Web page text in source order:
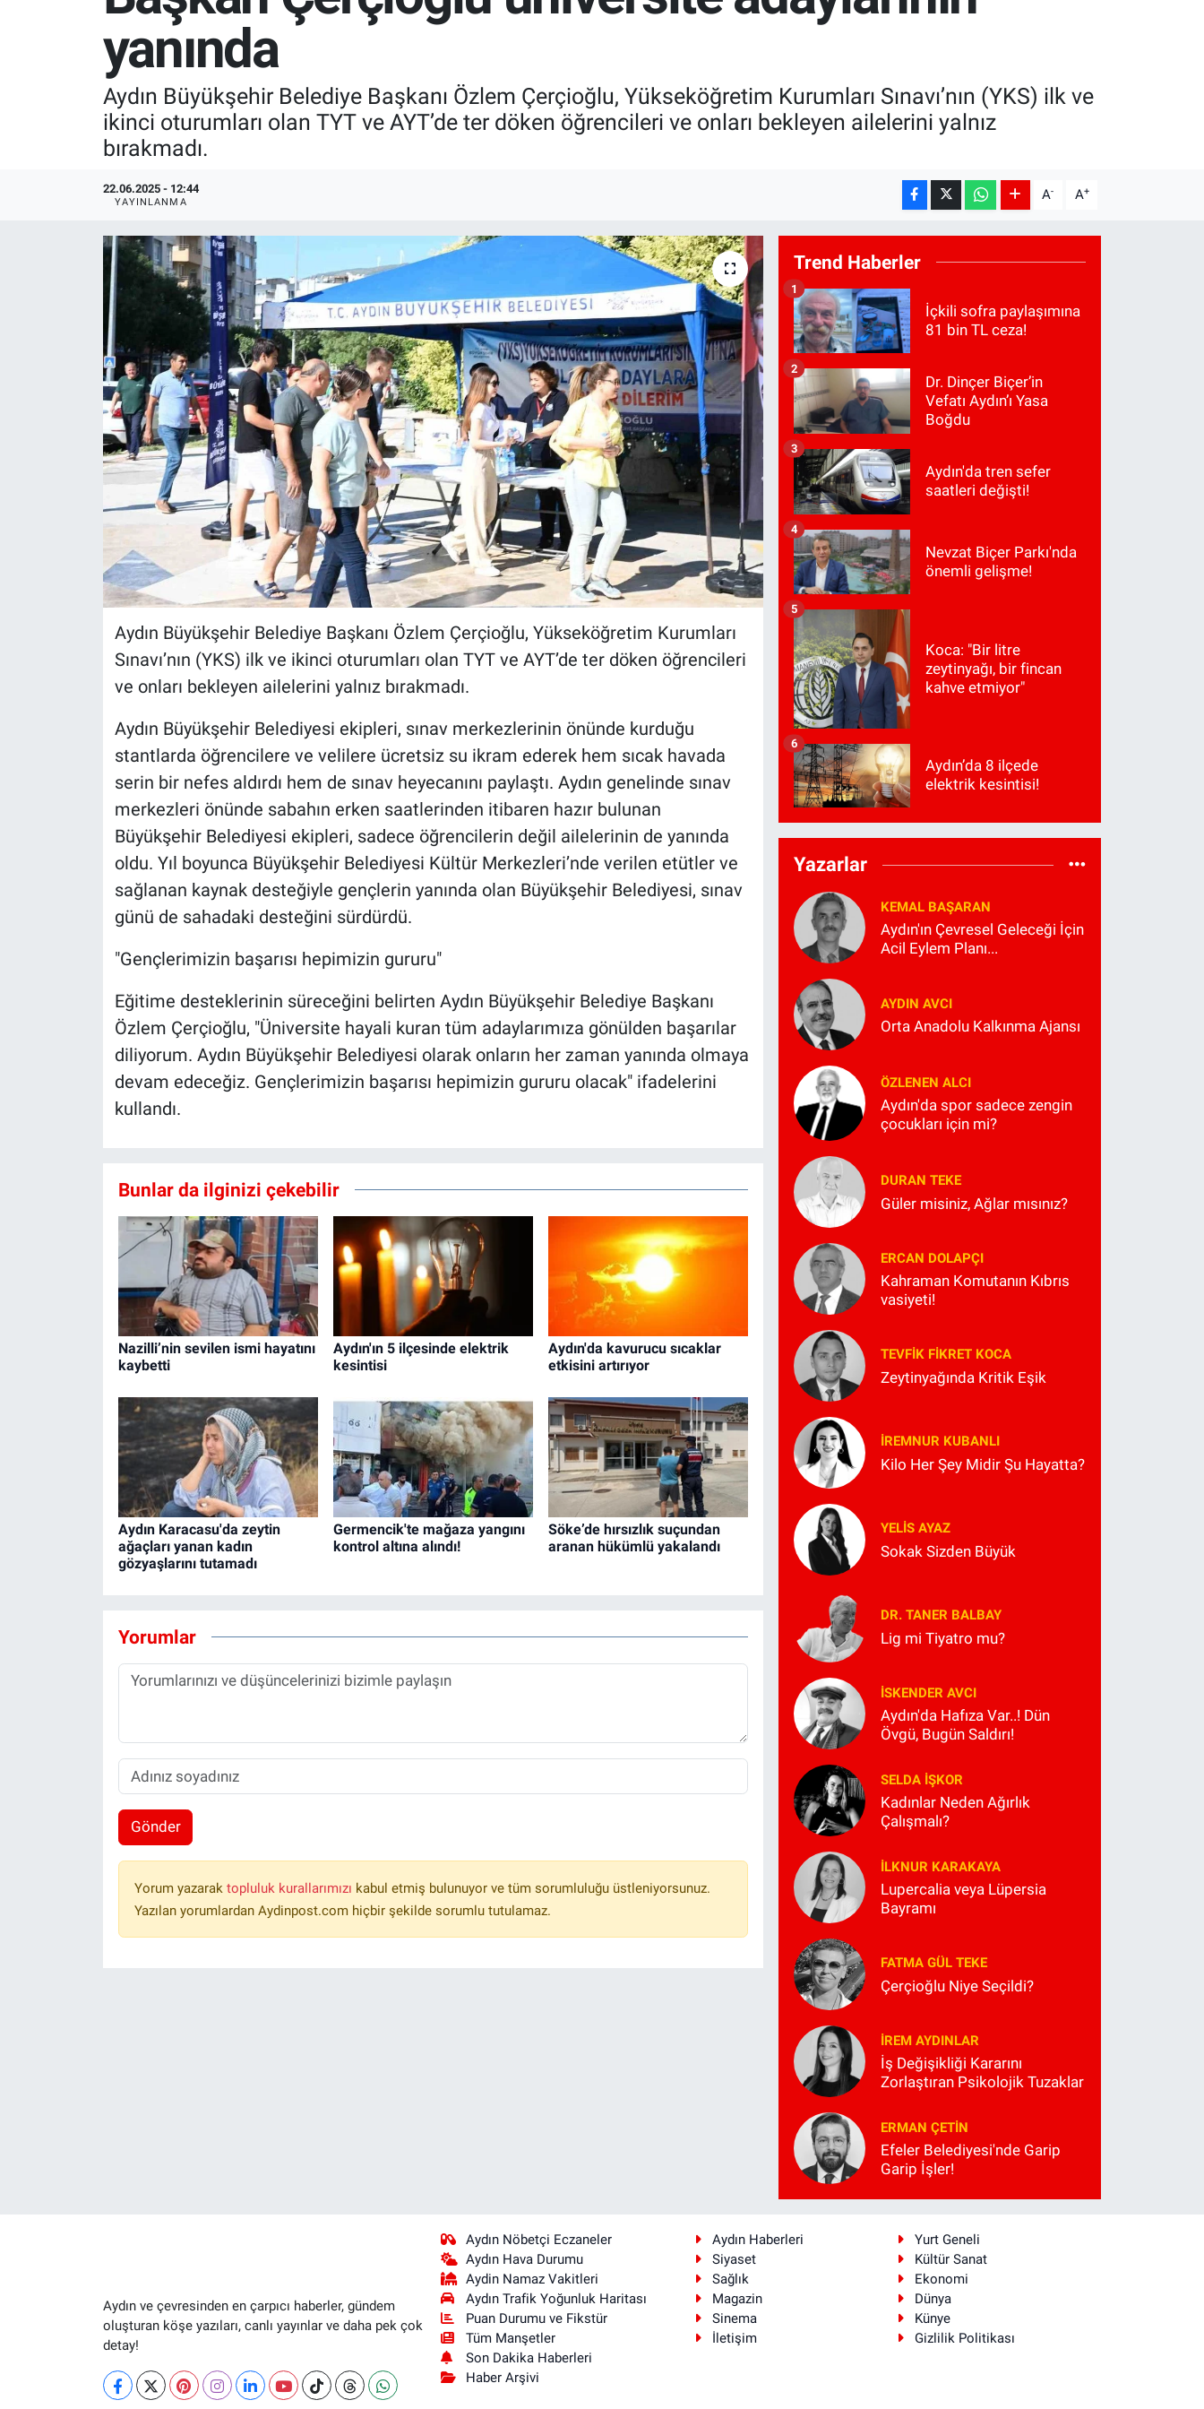
yanında
Aydın Büyükşehir Belediye Başkanı Özlem Çerçioğlu, Yükseköğretim Kurumları Sınavı’nın (YKS) ilk ve
ikinci oturumları olan TYT ve AYT’de ter döken öğrencileri ve onları bekleyen ailelerini yalnız
bırakmadı.
22.06.2025 - 12:44
YAYINLANMA A- A+
Aydın Büyükşehir Belediye Başkanı Özlem Çerçioğlu, Yükseköğretim Kurumları
Sınavı’nın (YKS) ilk ve ikinci oturumları olan TYT ve AYT’de ter döken öğrencileri
ve onları bekleyen ailelerini yalnız bırakmadı.
Aydın Büyükşehir Belediyesi ekipleri, sınav merkezlerinin önünde kurduğu
stantlarda öğrencilere ve velilere ücretsiz su ikram ederek hem sıcak havada
serin bir nefes aldırdı hem de sınav heyecanını paylaştı. Aydın genelinde sınav
merkezleri önünde sabahın erken saatlerinden itibaren hazır bulunan
Büyükşehir Belediyesi ekipleri, sadece öğrencilerin değil ailelerinin de yanında
oldu. Yıl boyunca Büyükşehir Belediyesi Kültür Merkezleri’nde verilen etütler ve
sağlanan kaynak desteğiyle gençlerin yanında olan Büyükşehir Belediyesi, sınav
günü de sahadaki desteğini sürdürdü.
"Gençlerimizin başarısı hepimizin gururu"
Eğitime desteklerinin süreceğini belirten Aydın Büyükşehir Belediye Başkanı
Özlem Çerçioğlu, "Üniversite hayali kuran tüm adaylarımıza gönülden başarılar
diliyorum. Aydın Büyükşehir Belediyesi olarak onların her zaman yanında olmaya
devam edeceğiz. Gençlerimizin başarısı hepimizin gururu olacak" ifadelerini
kullandı.
Bunlar da ilginizi çekebilir
Nazilli’nin sevilen ismi hayatını
kaybetti
Aydın'ın 5 ilçesinde elektrik
kesintisi
Aydın'da kavurucu sıcaklar
etkisini artırıyor
Aydın Karacasu'da zeytin
ağaçları yanan kadın
gözyaşlarını tutamadı
Germencik'te mağaza yangını
kontrol altına alındı!
Söke’de hırsızlık suçundan
aranan hükümlü yakalandı
Yorumlar
Gönder
Yorum yazarak topluluk kurallarımızı kabul etmiş bulunuyor ve tüm sorumluluğu üstleniyorsunuz.
Yazılan yorumlardan Aydinpost.com hiçbir şekilde sorumlu tutulamaz.
Trend Haberler
İçkili sofra paylaşımına
81 bin TL ceza!
1
Dr. Dinçer Biçer’in
Vefatı Aydın’ı Yasa
Boğdu
2
Aydın'da tren sefer
saatleri değişti!
3
Nevzat Biçer Parkı'nda
önemli gelişme!
4
Koca: "Bir litre
zeytinyağı, bir fincan
kahve etmiyor"
5
Aydın’da 8 ilçede
elektrik kesintisi!
6
Yazarlar
KEMAL BAŞARAN
Aydın'ın Çevresel Geleceği İçin
Acil Eylem Planı...
AYDIN AVCI
Orta Anadolu Kalkınma Ajansı
ÖZLENEN ALCI
Aydın'da spor sadece zengin
çocukları için mi?
DURAN TEKE
Güler misiniz, Ağlar mısınız?
ERCAN DOLAPÇI
Kahraman Komutanın Kıbrıs
vasiyeti!
TEVFIK FIKRET KOCA
Zeytinyağında Kritik Eşik
İREMNUR KUBANLI
Kilo Her Şey Midir Şu Hayatta?
YELIS AYAZ
Sokak Sizden Büyük
DR. TANER BALBAY
Lig mi Tiyatro mu?
İSKENDER AVCI
Aydın'da Hafıza Var..! Dün
Övgü, Bugün Saldırı!
SELDA İŞKOR
Kadınlar Neden Ağırlık
Çalışmalı?
İLKNUR KARAKAYA
Lupercalia veya Lüpersia
Bayramı
FATMA GÜL TEKE
Çerçioğlu Niye Seçildi?
İREM AYDINLAR
İş Değişikliği Kararını
Zorlaştıran Psikolojik Tuzaklar
ERMAN ÇETIN
Efeler Belediyesi'nde Garip
Garip İşler!
Aydın ve çevresinden en çarpıcı haberler, gündem
oluşturan köşe yazıları, canlı yayınlar ve daha pek çok
detay!
Aydın Nöbetçi Eczaneler
Aydın Hava Durumu
Aydin Namaz Vakitleri
Aydın Trafik Yoğunluk Haritası
Puan Durumu ve Fikstür
Tüm Manşetler
Son Dakika Haberleri
Haber Arşivi
Aydın Haberleri
Yurt Geneli
Siyaset
Kültür Sanat
Sağlık
Ekonomi
Magazin
Dünya
Sinema
Künye
İletişim
Gizlilik Politikası
RESMİ İLANLAR